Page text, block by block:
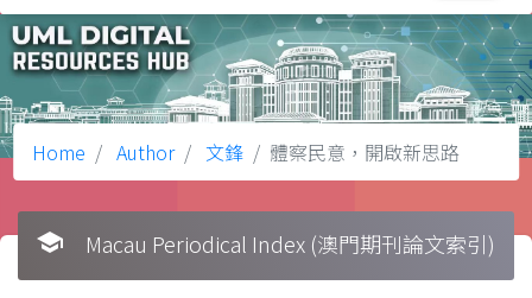
Home Author 文鋒 體察民意，開啟新思路
school Macau Periodical Index (澳門期刊論文索引)